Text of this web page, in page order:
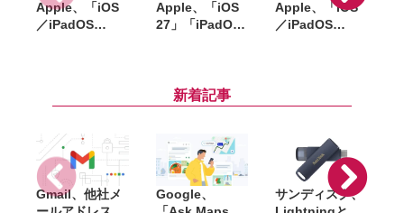
Apple、「iOS
／iPadOS
グ修正やセキュ
Apple、「iOS
27」「iPadOS
ータを公開。一
般ユーザーも無
Apple、「iOS
／iPadOS
WebKitなど複
新着記事
Gmail、他社メ
Google、
サンディスク、